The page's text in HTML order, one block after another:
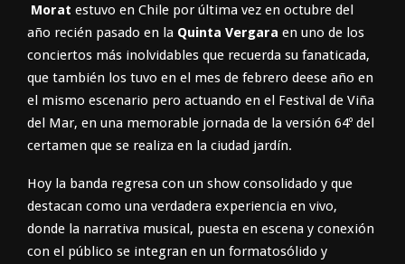
Morat estuvo en Chile por última vez en octubre del
año recién pasado en la Quinta Vergara en uno de los
conciertos más inolvidables que recuerda su fanaticada,
que también los tuvo en el mes de febrero deese año en
el mismo escenario pero actuando en el Festival de Viña
del Mar, en una memorable jornada de la versión 64º del
certamen que se realiza en la ciudad jardín.
Hoy la banda regresa con un show consolidado y que
destacan como una verdadera experiencia en vivo,
donde la narrativa musical, puesta en escena y conexión
con el público se integran en un formatosólido y